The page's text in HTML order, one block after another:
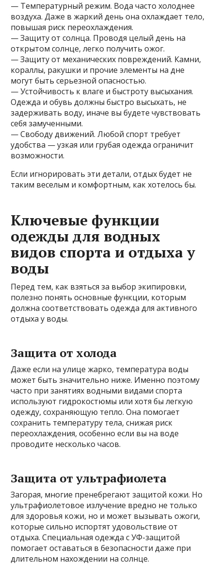
— Температурный режим. Вода часто холоднее
воздуха. Даже в жаркий день она охлаждает тело,
повышая риск переохлаждения.
— Защиту от солнца. Проводя целый день на
открытом солнце, легко получить ожог.
— Защиту от механических повреждений. Камни,
кораллы, ракушки и прочие элементы на дне
могут быть серьезной опасностью.
— Устойчивость к влаге и быстроту высыхания.
Одежда и обувь должны быстро высыхать, не
задерживать воду, иначе вы будете чувствовать
себя замученными.
— Свободу движений. Любой спорт требует
удобства — узкая или грубая одежда ограничит
возможности.
Если игнорировать эти детали, отдых будет не
таким веселым и комфортным, как хотелось бы.
Ключевые функции
одежды для водных
видов спорта и отдыха у
воды
Перед тем, как взяться за выбор экипировки,
полезно понять основные функции, которым
должна соответствовать одежда для активного
отдыха у воды.
Защита от холода
Даже если на улице жарко, температура воды
может быть значительно ниже. Именно поэтому
часто при занятиях водными видами спорта
используют гидрокостюмы или хотя бы легкую
одежду, сохраняющую тепло. Она помогает
сохранить температуру тела, снижая риск
переохлаждения, особенно если вы на воде
проводите несколько часов.
Защита от ультрафиолета
Загорая, многие пренебрегают защитой кожи. Но
ультрафиолетовое излучение вредно не только
для здоровья кожи, но и может вызывать ожоги,
которые сильно испортят удовольствие от
отдыха. Специальная одежда с УФ-защитой
помогает оставаться в безопасности даже при
длительном нахождении на солнце.